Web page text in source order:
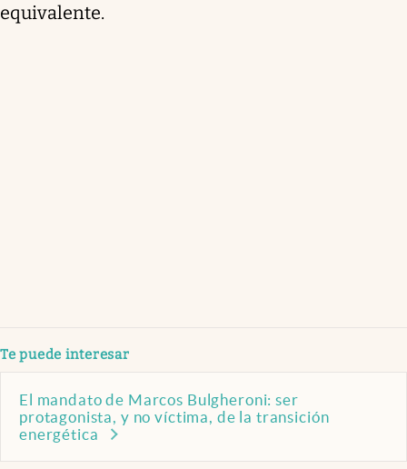
equivalente.
Te puede interesar
El mandato de Marcos Bulgheroni: ser
protagonista, y no víctima, de la transición
energética